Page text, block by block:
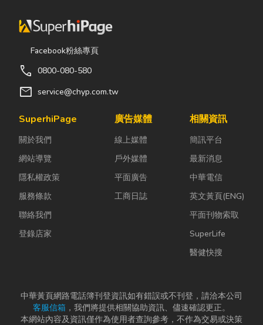
Facebook粉絲專頁
call 0800-080-580
mail service@chyp.com.tw
SuperhiPage
關於我們
網站導覽
隱私權政策
服務條款
聯絡我們
登錄店家
廣告媒體
線上媒體
戶外媒體
平面廣告
工商日誌
相關資訊
簡訊平台
最新消息
中華電信
英文黃頁(ENG)
平面刊物索取
SuperLife
醫健快搜
中華黃頁網路電話簿刊登資訊如有錯誤或不刊登，請洽本公司
客服信箱 ，我們將提供相關協助資訊、儘速確認更正。
本網站內容及資訊僅作為使用者查詢參考，不作為交易或決策